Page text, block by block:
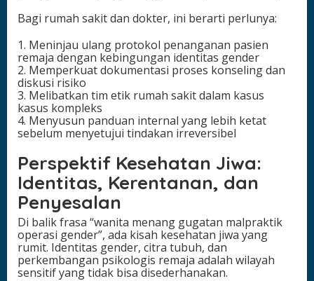
Bagi rumah sakit dan dokter, ini berarti perlunya:
1. Meninjau ulang protokol penanganan pasien
remaja dengan kebingungan identitas gender
2. Memperkuat dokumentasi proses konseling dan
diskusi risiko
3. Melibatkan tim etik rumah sakit dalam kasus
kasus kompleks
4. Menyusun panduan internal yang lebih ketat
sebelum menyetujui tindakan irreversibel
Perspektif Kesehatan Jiwa:
Identitas, Kerentanan, dan
Penyesalan
Di balik frasa “wanita menang gugatan malpraktik
operasi gender”, ada kisah kesehatan jiwa yang
rumit. Identitas gender, citra tubuh, dan
perkembangan psikologis remaja adalah wilayah
sensitif yang tidak bisa disederhanakan.